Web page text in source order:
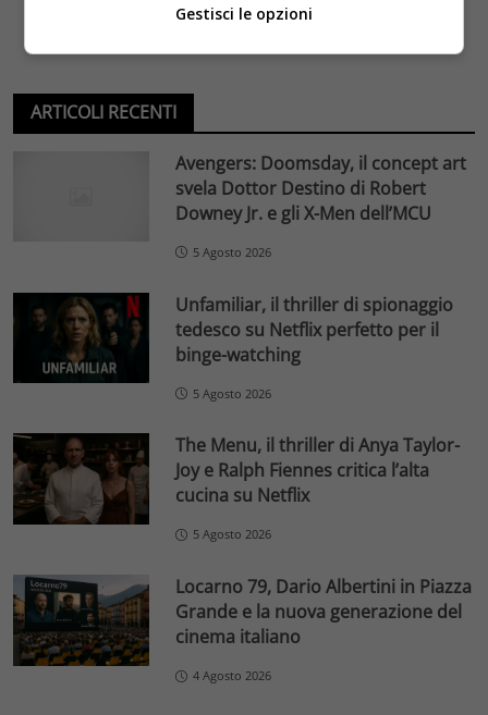
ARTICOLI RECENTI
Avengers: Doomsday, il concept art
svela Dottor Destino di Robert
Downey Jr. e gli X-Men dell’MCU
5 Agosto 2026
Unfamiliar, il thriller di spionaggio
tedesco su Netflix perfetto per il
binge-watching
5 Agosto 2026
The Menu, il thriller di Anya Taylor-
Joy e Ralph Fiennes critica l’alta
cucina su Netflix
5 Agosto 2026
Locarno 79, Dario Albertini in Piazza
Grande e la nuova generazione del
cinema italiano
4 Agosto 2026
Gestisci le opzioni